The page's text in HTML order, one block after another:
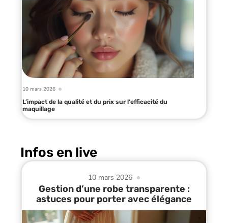
10 mars 2026
L’impact de la qualité et du prix sur l’efficacité du
maquillage
Infos en live
10 mars 2026
Gestion d’une robe transparente :
astuces pour porter avec élégance